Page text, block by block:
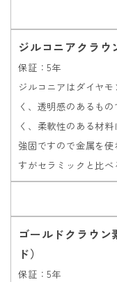
ジルコニアクラウ
保証：5年
ジルコニアはダイヤ
く、透明感のあるも
く、柔軟性のある材
強固ですので金属を
すがセラミックと比べ
ゴールドクラウ
ド）
保証：5年